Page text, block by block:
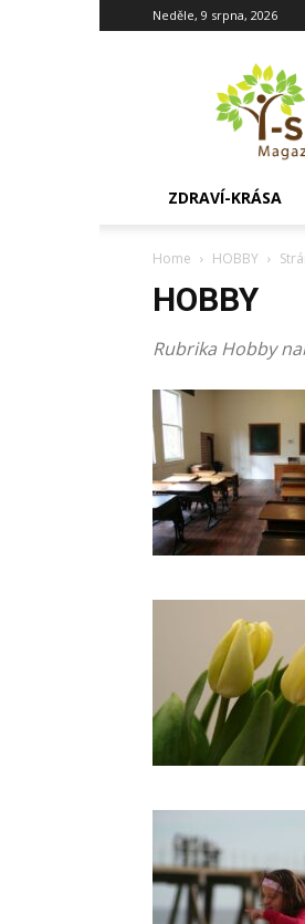
Neděle, 9 srpna, 2026
ZDRAVÍ-KRÁSA
Home HOBBY
HOBBY
Rubrika Hobby